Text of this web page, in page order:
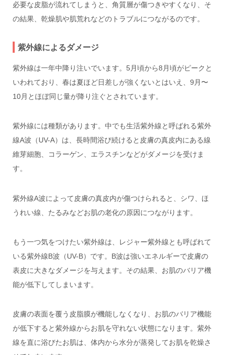
必要な皮脂が流れてしまうと、角質層が傷つきやすくなり、そ
の結果、乾燥肌や肌荒れなどのトラブルにつながるのです。
紫外線によるダメージ
紫外線は一年中降り注いでいます。5月頃から8月頃がピークと
いわれており、春は夏ほど日差しが強くないとはいえ、9月〜
10月とほぼ同じ量が降り注ぐとされています。
紫外線には種類があります。中でも生活紫外線と呼ばれる紫外
線A波（UV-A）は、長時間浴び続けると皮膚の真皮内にある線
維芽細胞、コラーゲン、エラスチンなどがダメージを受けま
す。
紫外線A波によって皮膚の真皮内が傷つけられると、シワ、ほ
うれい線、たるみなどお肌の老化の原因につながります。
もう一つ気をつけたい紫外線は、レジャー紫外線とも呼ばれて
いる紫外線B波（UV-B）です。B波は強いエネルギーで皮膚の
表皮に大きなダメージを与えます。その結果、お肌のバリア機
能が低下してしまいます。
皮膚の表面を覆う皮脂膜が機能しなくなり、お肌のバリア機能
が低下すると紫外線からお肌を守れない状態になります。紫外
線を直に浴びたお肌は、体内から水分が蒸発してお肌を乾燥さ